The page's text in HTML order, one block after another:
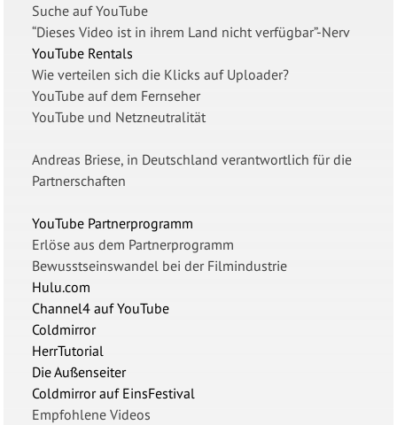
Suche auf YouTube
“Dieses Video ist in ihrem Land nicht verfügbar”-Nerv
YouTube Rentals
Wie verteilen sich die Klicks auf Uploader?
YouTube auf dem Fernseher
YouTube und Netzneutralität
Andreas Briese, in Deutschland verantwortlich für die
Partnerschaften
YouTube Partnerprogramm
Erlöse aus dem Partnerprogramm
Bewusstseinswandel bei der Filmindustrie
Hulu.com
Channel4 auf YouTube
Coldmirror
HerrTutorial
Die Außenseiter
Coldmirror auf EinsFestival
Empfohlene Videos